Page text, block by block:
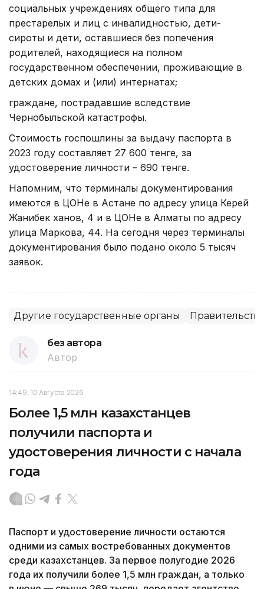
социальных учреждениях общего типа для
престарелых и лиц с инвалидностью, дети-
сироты и дети, оставшиеся без попечения
родителей, находящиеся на полном
государственном обеспечении, проживающие в
детских домах и (или) интернатах;
граждане, пострадавшие вследствие
Чернобыльской катастрофы.
Стоимость госпошлины за выдачу паспорта в
2023 году составляет 27 600 тенге, за
удостоверение личности – 690 тенге.
Напомним, что терминалы документирования
имеются в ЦОНе в Астане по адресу улица Керей
Жанибек ханов, 4 и в ЦОНе в Алматы по адресу
улица Маркова, 44. На сегодня через терминалы
документирования было подано около 5 тысяч
заявок.
Другие государственные органы
без автора
Автор
14:49, 10 Августа 2026
Более 1,5 млн казахстанцев
получили паспорта и
удостоверения личности с начала
года
Паспорт и удостоверение личности остаются
одними из самых востребованных документов
среди казахстанцев. За первое полугодие 2026
года их получили более 1,5 млн граждан, а только